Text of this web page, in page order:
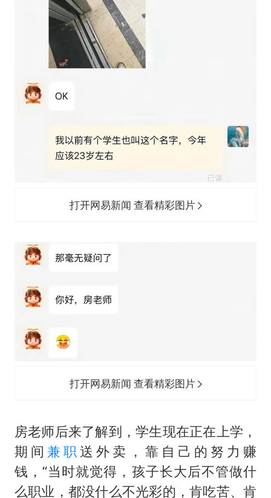
打开网易新闻 查看精彩图片
打开网易新闻 查看精彩图片
房老师后来了解到，学生现在正在上学，
期间 兼职 送外卖，靠自己的努力赚
钱，“当时就觉得，孩子长大后不管做什
么职业，都没什么不光彩的，肯吃苦、肯